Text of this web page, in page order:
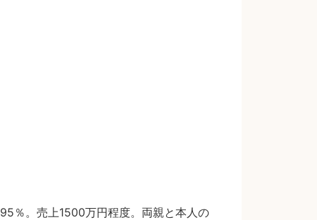
％。売上1500万円程度。両親と本人の